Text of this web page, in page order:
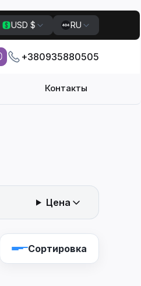
USD $ RU
+380935880505
Контакты
Цена
Сортировка